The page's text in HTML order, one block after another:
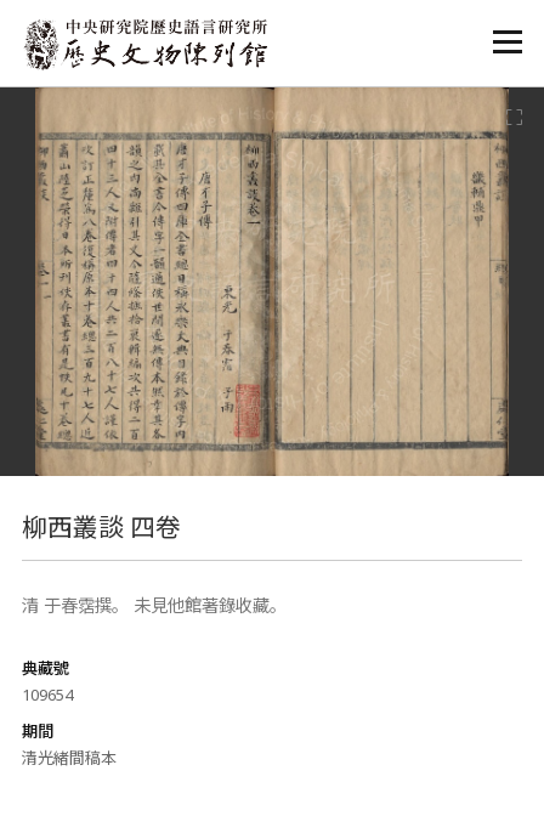
:::
柳西叢談 四卷
清 于春霑撰。 未見他館著錄收藏。
典藏號
109654
期間
清光緒間稿本